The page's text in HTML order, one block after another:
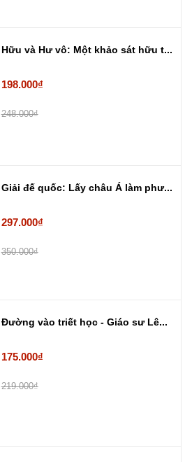
Hữu và Hư vô: Một khảo sát hữu t...
198.000₫
248.000₫
Giải đế quốc: Lấy châu Á làm phư...
297.000₫
350.000₫
Đường vào triết học - Giáo sư Lê...
175.000₫
219.000₫